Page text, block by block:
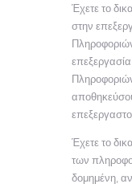
Έχετε το
στην
Έχετε το
των
δομημένη,